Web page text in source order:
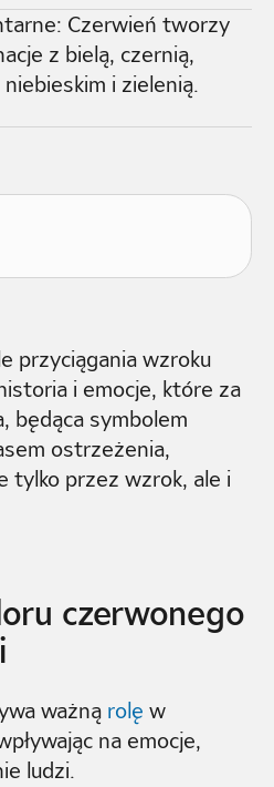
Czerwień tworzy
z bielą, czernią,
i zielenią.
przyciągania wzroku
i emocje, które za
będąca symbolem
ostrzeżenia,
tylko przez wzrok, ale i
czerwonego
ważną rolę w
na emocje,
ludzi.